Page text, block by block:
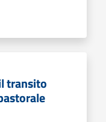
transito